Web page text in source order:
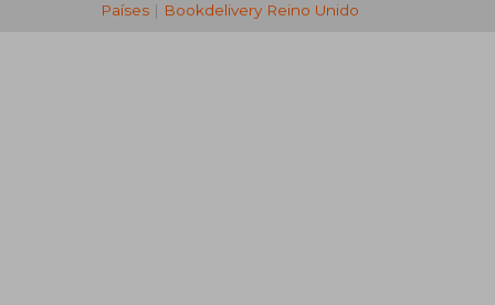
Países | Bookdelivery Reino Unido